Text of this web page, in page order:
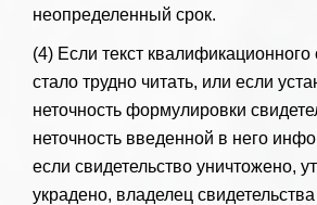
неопределенный срок.
(4) Если текст квалификационного
стало трудно читать, или если
неточность формулировки
неточность введенной в него
если свидетельство уничтожено,
украдено, владелец